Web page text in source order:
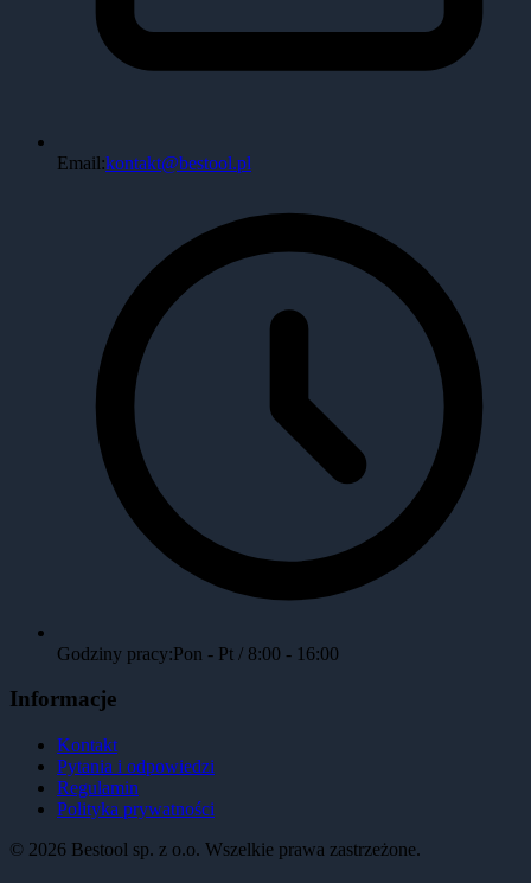
Email:kontakt@bestool.pl
Godziny pracy:Pon - Pt / 8:00 - 16:00
Informacje
Kontakt
Pytania i odpowiedzi
Regulamin
Polityka prywatności
© 2026 Bestool sp. z o.o. Wszelkie prawa zastrzeżone.